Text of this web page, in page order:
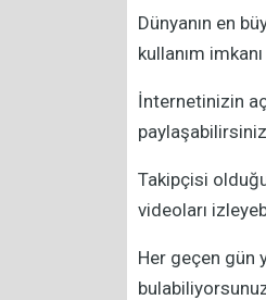
Dünyanın en
kullanım
İnternetinizin
Takipçisi
videoları
Her geçen gün